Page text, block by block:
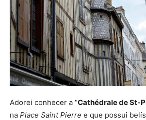
Adorei conhecer a “Cathédrale de St-
na Place Saint Pierre e que possui